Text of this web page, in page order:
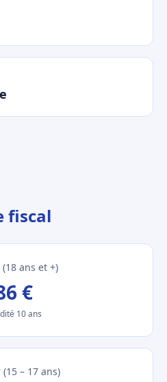
fiscal
ans et +)
€
10 ans
– 17 ans)